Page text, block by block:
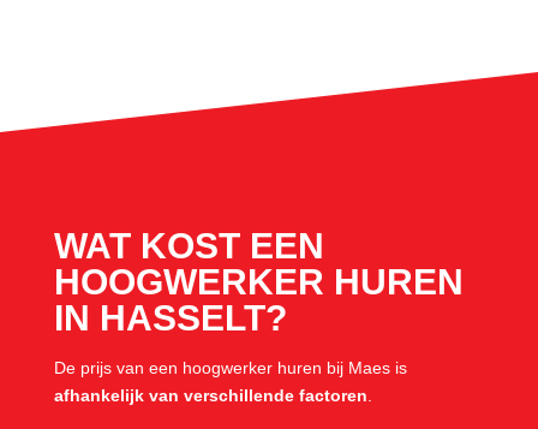
WAT KOST EEN
HOOGWERKER HUREN
IN HASSELT?
De prijs van een hoogwerker huren bij Maes is
afhankelijk van verschillende factoren